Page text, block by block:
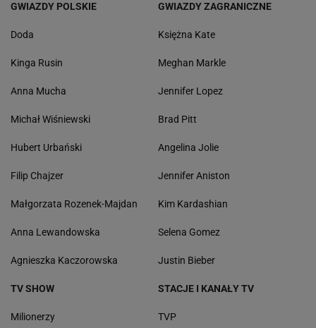
GWIAZDY POLSKIE
Doda
Kinga Rusin
Anna Mucha
Michał Wiśniewski
Hubert Urbański
Filip Chajzer
Małgorzata Rozenek-Majdan
Anna Lewandowska
Agnieszka Kaczorowska
GWIAZDY ZAGRANICZNE
Księżna Kate
Meghan Markle
Jennifer Lopez
Brad Pitt
Angelina Jolie
Jennifer Aniston
Kim Kardashian
Selena Gomez
Justin Bieber
TV SHOW
Milionerzy
STACJE I KANAŁY TV
TVP